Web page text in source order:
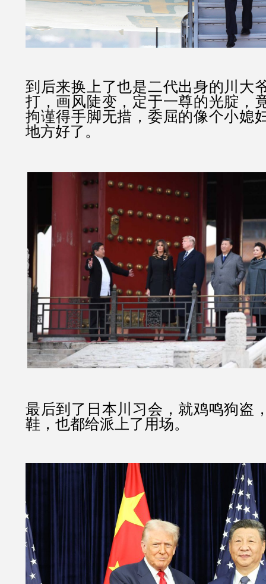
到后来换上了也是二代出身的川大
打，画风陡变，定于一尊的光腚，
拘谨得手脚无措，委屈的像个小媳
地方好了。
最后到了日本川习会，就鸡鸣狗盗
鞋，也都给派上了用场。